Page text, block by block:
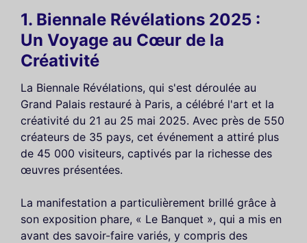
1. Biennale Révélations 2025 :
Un Voyage au Cœur de la
Créativité
La Biennale Révélations, qui s'est déroulée au
Grand Palais restauré à Paris, a célébré l'art et la
créativité du 21 au 25 mai 2025. Avec près de 550
créateurs de 35 pays, cet événement a attiré plus
de 45 000 visiteurs, captivés par la richesse des
œuvres présentées.
La manifestation a particulièrement brillé grâce à
son exposition phare, « Le Banquet », qui a mis en
avant des savoir-faire variés, y compris des